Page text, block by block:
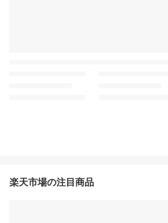
楽天市場の注目商品